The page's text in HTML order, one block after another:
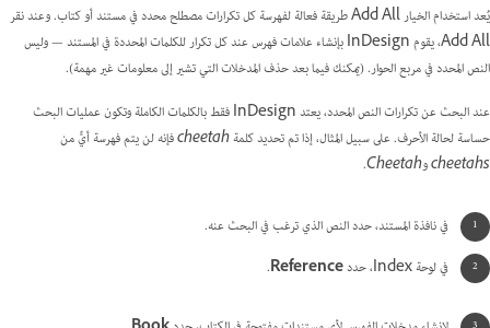
يُعد استخدام الخيار Add All طريقة فعالة لفهرسة كل تكرارات مصطلح محدد في مستند أو كتاب. وعند نقر
Add All، يقوم InDesign بإنشاء علامات فهرس عند كل تكرار للكلمات المحددة في المستند — وليس
النص المحدد في مربع الحوار. (يمكنك فيما بعد حذف المدخلات التي تشير إلى معلومات غير مهمة).
عند البحث عن تكرارات النص المحدد، يعتد InDesign فقط بالكلمات الكاملة وتكون عمليات البحث
حساسة لحالة الأحرف. على سبيل المثال، إذا تم تحديد كلمةcheetahفإنه لن يتم فهرسة أيٍّ من
cheetahsوCheetah
.
في نافذة المستند، حدد النص الذي ترغب في البحث عنه.
في لوحة Index، حدد
Reference
.